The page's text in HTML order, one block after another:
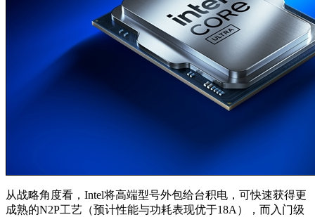
从战略角度看，Intel将高端型号外包给台积电，可快速获得更
成熟的N2P工艺（预计性能与功耗表现优于18A），而入门级